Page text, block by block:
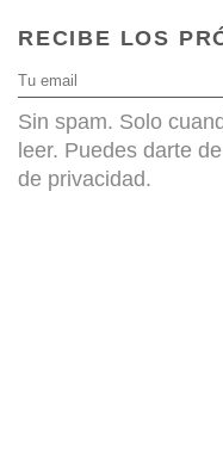
RECIBE LOS
Sin spam. Solo
leer. Puedes darte
de privacidad.